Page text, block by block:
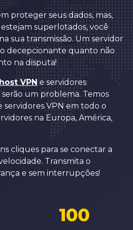
proteger seus dados, mas,
superlotados, você
sua transmissão. Um servidor
decepcionante quanto não
na disputa!
VPN e servidores
um problema. Temos
VPN em todo o
na Europa, América,
cliques para se conectar a
Transmita o
e sem interrupções!
100